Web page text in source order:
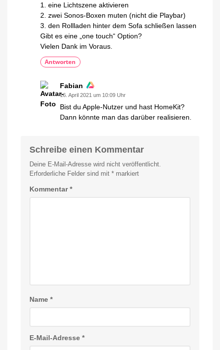
1. eine Lichtszene aktivieren
2. zwei Sonos-Boxen muten (nicht die Playbar)
3. den Rollladen hinter dem Sofa schließen lassen
Gibt es eine „one touch“ Option?
Vielen Dank im Voraus.
Antworten
Fabian
16. April 2021 um 10:09 Uhr
Bist du Apple-Nutzer und hast HomeKit?
Dann könnte man das darüber realisieren.
Schreibe einen Kommentar
Deine E-Mail-Adresse wird nicht veröffentlicht.
Erforderliche Felder sind mit * markiert
Kommentar*
Name *
E-Mail-Adresse *